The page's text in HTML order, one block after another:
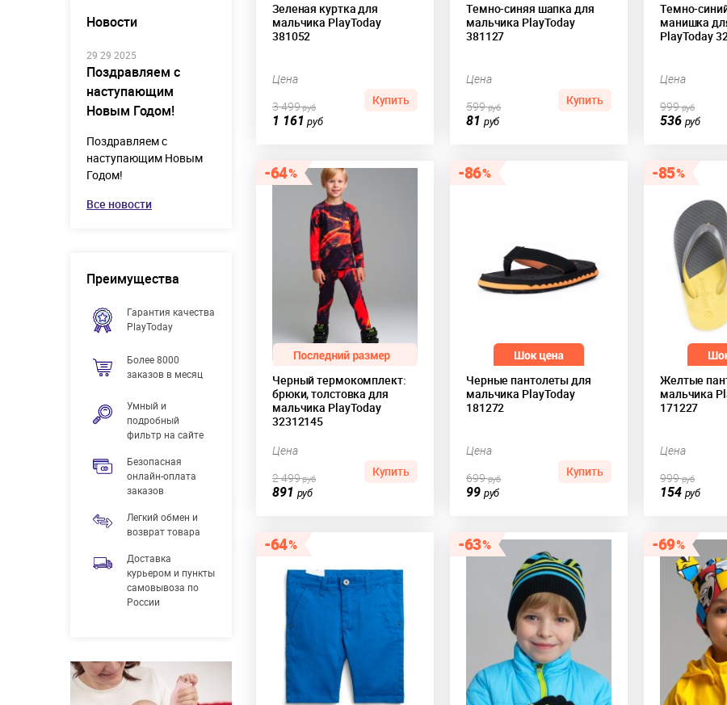
Новости
29 29 2025
Поздравляем с
наступающим
Новым Годом!
Поздравляем с
наступающим Новым
Годом!
Все новости
Преимущества
Гарантия качества
PlayToday
Более 8000
заказов в месяц
Умный и
подробный
фильтр на сайте
Безопасная
онлайн-оплата
заказов
Легкий обмен и
возврат товара
Доставка
курьером и пункты
самовывоза по
России
Зеленая куртка для
мальчика PlayToday
381052
Цена
1 161руб
3 499руб Купить
Темно-синяя шапка для
мальчика PlayToday
381127
Цена
81 руб
599руб Купить
Темно-
манишка
PlayToday
Цена
536 руб
999руб
64
Черный термокомплект:
брюки, толстовка для
мальчика PlayToday
32312145
Цена
891 руб
2 499руб Купить
86
Черные пантолеты для
мальчика PlayToday
181272
Цена
99 руб
699руб Купить
85
Желтые
мальчика
171227
Цена
154 руб
999руб
64 63 69